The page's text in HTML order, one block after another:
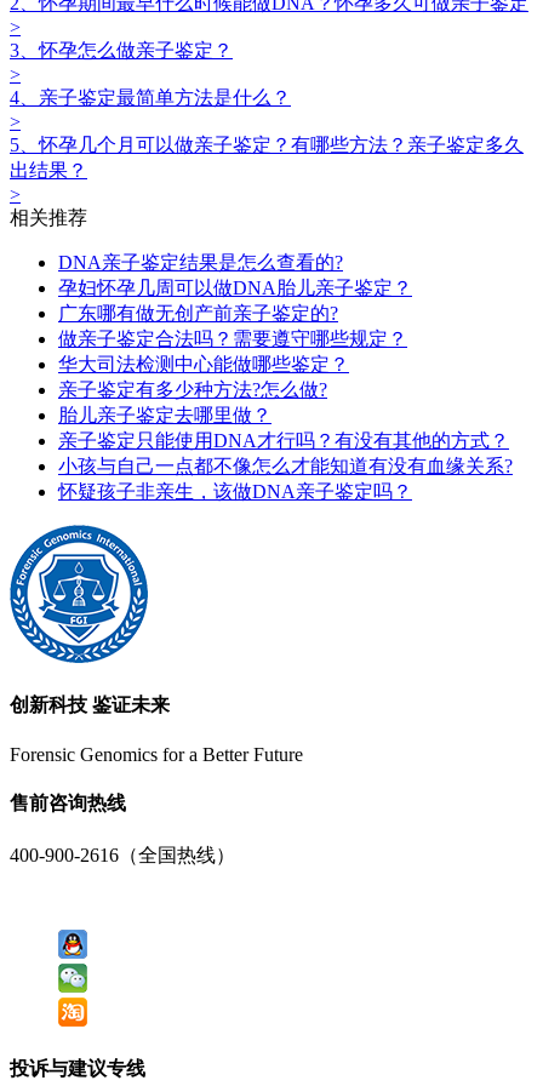
>
3、怀孕怎么做亲子鉴定？
>
4、亲子鉴定最简单方法是什么？
>
5、怀孕几个月可以做亲子鉴定？有哪些方法？亲子鉴定多久
出结果？
>
相关推荐
DNA亲子鉴定结果是怎么查看的?
孕妇怀孕几周可以做DNA胎儿亲子鉴定？
广东哪有做无创产前亲子鉴定的?
做亲子鉴定合法吗？需要遵守哪些规定？
华大司法检测中心能做哪些鉴定？
亲子鉴定有多少种方法?怎么做?
胎儿亲子鉴定去哪里做？
亲子鉴定只能使用DNA才行吗？有没有其他的方式？
小孩与自己一点都不像怎么才能知道有没有血缘关系?
怀疑孩子非亲生，该做DNA亲子鉴定吗？
创新科技 鉴证未来
Forensic Genomics for a Better Future
售前咨询热线
400-900-2616（全国热线）
投诉与建议专线